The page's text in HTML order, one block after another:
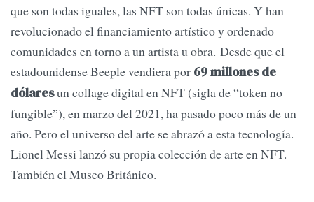
que son todas iguales, las NFT son todas únicas. Y han
revolucionado el financiamiento artístico y ordenado
comunidades en torno a un artista u obra. Desde que el
estadounidense Beeple vendiera por 69 millones de
dólaresun collage digital en NFT (sigla de “token no
fungible”), en marzo del 2021, ha pasado poco más de un
año. Pero el universo del arte se abrazó a esta tecnología.
Lionel Messi lanzó su propia colección de arte en NFT.
También el Museo Británico.